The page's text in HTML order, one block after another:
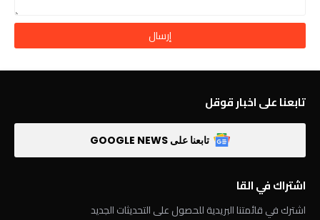
تابعنا على اخبار قوقل
تابعنا على GOOGLE NEWS
اشتراك في القا
اشترك في قائمتنا البريدية للحصول على التحديثات الجديد